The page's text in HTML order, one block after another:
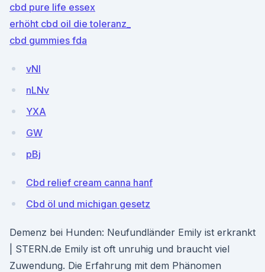
cbd pure life essex
erhöht cbd oil die toleranz_
cbd gummies fda
vNI
nLNv
YXA
GW
pBj
Cbd relief cream canna hanf
Cbd öl und michigan gesetz
Demenz bei Hunden: Neufundländer Emily ist erkrankt
| STERN.de Emily ist oft unruhig und braucht viel
Zuwendung. Die Erfahrung mit dem Phänomen